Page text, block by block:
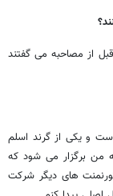
از مصاحبه می گفتند
و یکی از گرند اسلم
من برگزار می شود که
های دیگر شرکت